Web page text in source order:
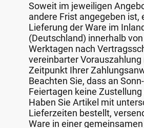
Soweit im jeweiligen
andere Frist angegeben ist,
Lieferung der Ware im
(Deutschland) innerhalb von
Werktagen nach
vereinbarter Vorauszahlung
Zeitpunkt Ihrer
Beachten Sie, dass an
Feiertagen keine
Haben Sie Artikel mit
Lieferzeiten bestellt,
Ware in einer